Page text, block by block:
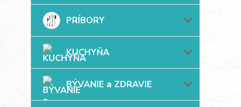
PRÍBORY
KUCHYŇA
BÝVANIE a ZDRAVIE